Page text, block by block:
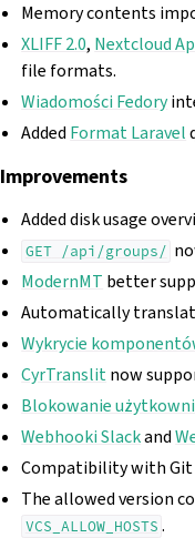
Memory contents
XLIFF 2.0, Nextcloud
file formats.
Wiadomości Fedory
Added Format Laravel
Improvements
Added disk usage
GET /api/groups/
ModernMT better
Automatically
Wykrycie
CyrTranslitnow
Blokowanie
Webhooki Slackand
Compatibility with Git
The allowed version
VCS_ALLOW_HOSTS .